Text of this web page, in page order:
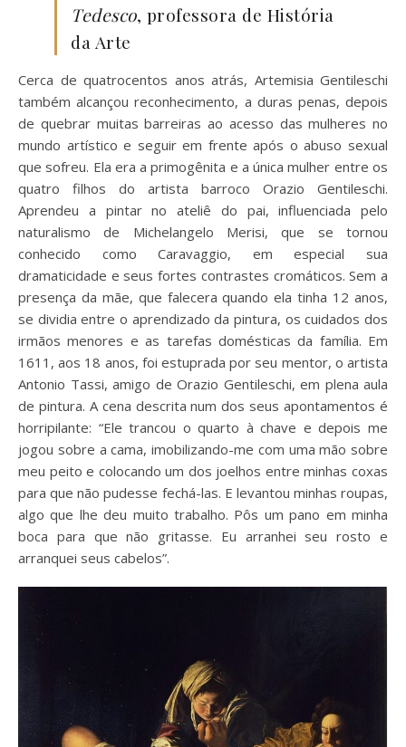
Tedesco, professora de História
da Arte
Cerca de quatrocentos anos atrás, Artemisia Gentileschi
também alcançou reconhecimento, a duras penas, depois
de quebrar muitas barreiras ao acesso das mulheres no
mundo artístico e seguir em frente após o abuso sexual
que sofreu. Ela era a primogênita e a única mulher entre os
quatro filhos do artista barroco Orazio Gentileschi.
Aprendeu a pintar no ateliê do pai, influenciada pelo
naturalismo de Michelangelo Merisi, que se tornou
conhecido como Caravaggio, em especial sua
dramaticidade e seus fortes contrastes cromáticos. Sem a
presença da mãe, que falecera quando ela tinha 12 anos,
se dividia entre o aprendizado da pintura, os cuidados dos
irmãos menores e as tarefas domésticas da família. Em
1611, aos 18 anos, foi estuprada por seu mentor, o artista
Antonio Tassi, amigo de Orazio Gentileschi, em plena aula
de pintura. A cena descrita num dos seus apontamentos é
horripilante: “Ele trancou o quarto à chave e depois me
jogou sobre a cama, imobilizando-me com uma mão sobre
meu peito e colocando um dos joelhos entre minhas coxas
para que não pudesse fechá-las. E levantou minhas roupas,
algo que lhe deu muito trabalho. Pôs um pano em minha
boca para que não gritasse. Eu arranhei seu rosto e
arranquei seus cabelos”.